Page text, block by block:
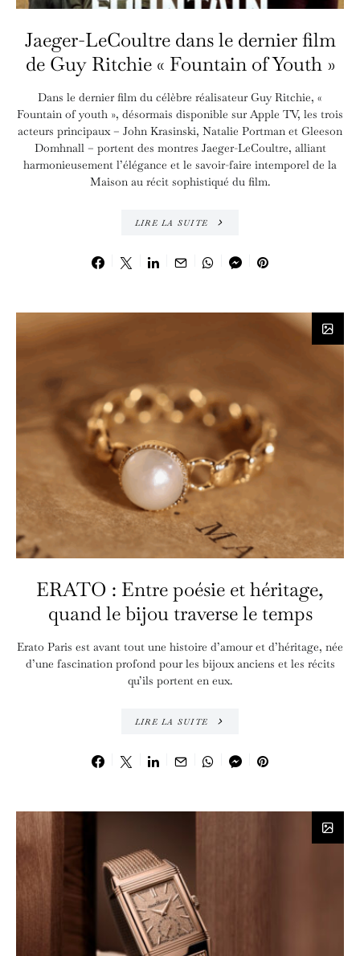
Jaeger-LeCoultre dans le dernier film
de Guy Ritchie « Fountain of Youth »
Dans le dernier film du célèbre réalisateur Guy Ritchie, «
Fountain of youth », désormais disponible sur Apple TV, les trois
acteurs principaux – John Krasinski, Natalie Portman et Gleeson
Domhnall – portent des montres Jaeger-LeCoultre, alliant
harmonieusement l’élégance et le savoir-faire intemporel de la
Maison au récit sophistiqué du film.
LIRE LA SUITE
ERATO : Entre poésie et héritage,
quand le bijou traverse le temps
Erato Paris est avant tout une histoire d’amour et d’héritage, née
d’une fascination profond pour les bijoux anciens et les récits
qu’ils portent en eux.
LIRE LA SUITE